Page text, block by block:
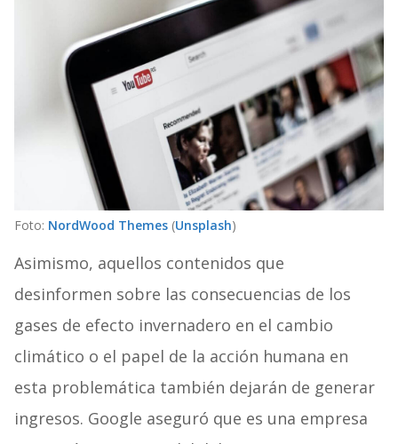
Foto: NordWood Themes(Unsplash)
Asimismo, aquellos contenidos que
desinformen sobre las consecuencias de los
gases de efecto invernadero en el cambio
climático o el papel de la acción humana en
esta problemática también dejarán de generar
ingresos. Google aseguró que es una empresa